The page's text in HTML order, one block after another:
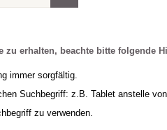
zu erhalten, beachte bitte folgende
immer sorgfältig.
Suchbegriff: z.B. Tablet anstelle
zu verwenden.